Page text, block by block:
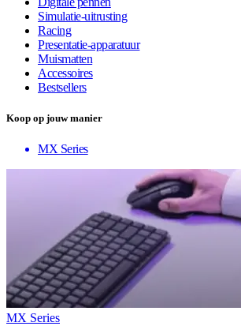
Simulatie-uitrusting
Racing
Presentatie-apparatuur
Muismatten
Accessoires
Bestsellers
Koop op jouw manier
MX Series
MX Series